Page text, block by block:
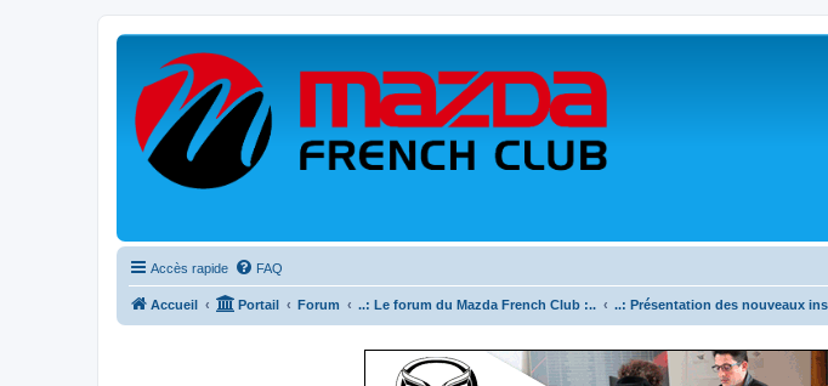
Accès rapide FAQ
Accueil Portail Forum ..: Le forum du Mazda French Club :.. ..: Présentation des nouveaux